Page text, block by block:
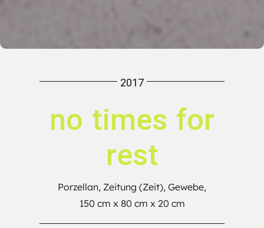
2017
no times for
rest
Porzellan, Zeitung (Zeit), Gewebe,
150 cm x 80 cm x 20 cm